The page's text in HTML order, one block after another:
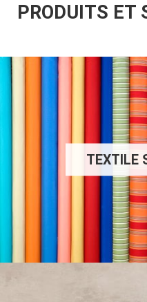
PRODUITS ET
TEXTILE